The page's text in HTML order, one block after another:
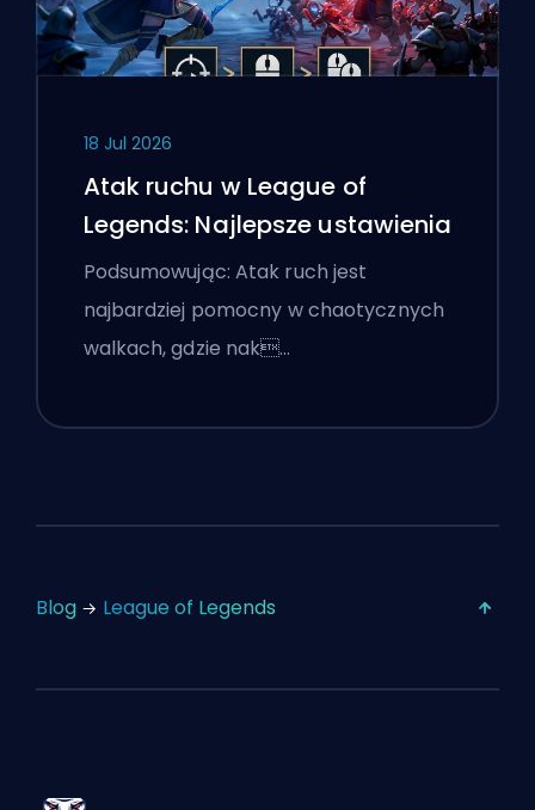
18 Jul 2026
Atak ruchu w League of
Legends: Najlepsze ustawienia
Podsumowując: Atak ruch jest
najbardziej pomocny w chaotycznych
walkach, gdzie nak…
Blog League of Legends